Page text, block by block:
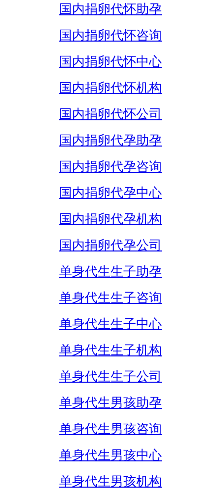
国内捐卵代怀助孕
国内捐卵代怀咨询
国内捐卵代怀中心
国内捐卵代怀机构
国内捐卵代怀公司
国内捐卵代孕助孕
国内捐卵代孕咨询
国内捐卵代孕中心
国内捐卵代孕机构
国内捐卵代孕公司
单身代生生子助孕
单身代生生子咨询
单身代生生子中心
单身代生生子机构
单身代生生子公司
单身代生男孩助孕
单身代生男孩咨询
单身代生男孩中心
单身代生男孩机构